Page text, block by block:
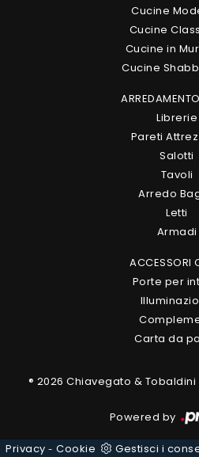
Cucine
Cucine
Cucine in
Cucine
Librerie
Pareti
Salotti
Tavoli
Arredo
Letti
Armadi
ACCESSORI
Porte per
Carta da
® 2026 Chiavegato & Tobaldini
Powered by
Privacy - Cookie Gestisci i